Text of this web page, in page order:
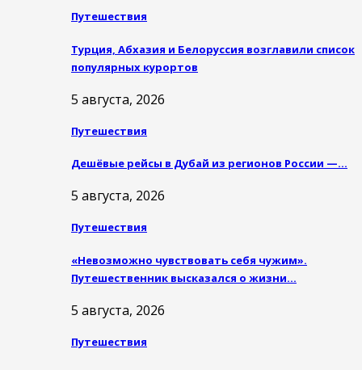
Путешествия
Турция, Абхазия и Белоруссия возглавили список
популярных курортов
5 августа, 2026
Путешествия
Дешёвые рейсы в Дубай из регионов России —…
5 августа, 2026
Путешествия
«Невозможно чувствовать себя чужим».
Путешественник высказался о жизни…
5 августа, 2026
Путешествия